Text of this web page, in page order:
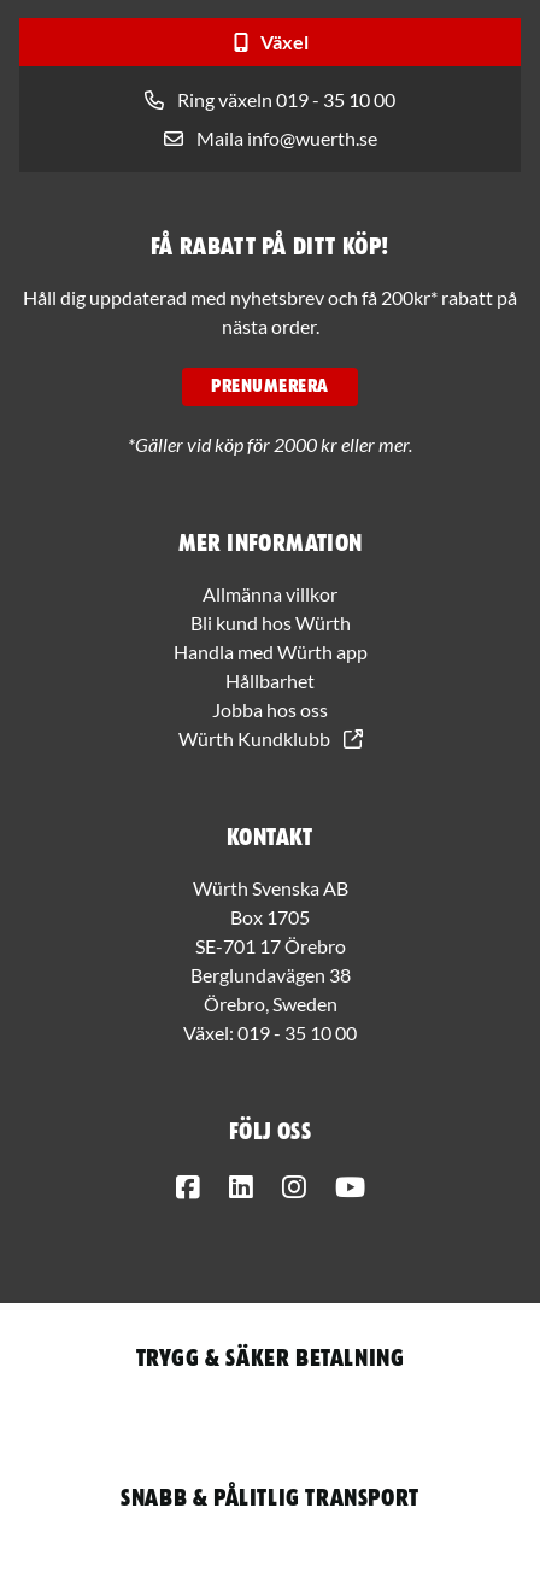
Växel
Ring växeln 019 - 35 10 00
Maila info@wuerth.se
Mer information
Allmänna villkor
Bli kund hos Würth
Handla med Würth app
Hållbarhet
Jobba hos oss
Würth Kundklubb
Kontakt
Würth Svenska AB
Box 1705
SE-701 17 Örebro
Berglundavägen 38
Örebro, Sweden
Växel: 019 - 35 10 00
Följ oss
FacebookLinkedInInstagram
Få rabatt på ditt köp!
Håll dig uppdaterad med nyhetsbrev och få 200kr* rabatt på
nästa order.
PRENUMERERA
*Gäller vid köp för 2000 kr eller mer.
Trygg & säker betalning
Snabb & pålitlig transport